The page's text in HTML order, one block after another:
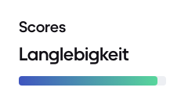
Scores
Langlebigkeit